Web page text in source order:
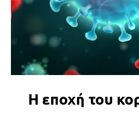
Η εποχή του